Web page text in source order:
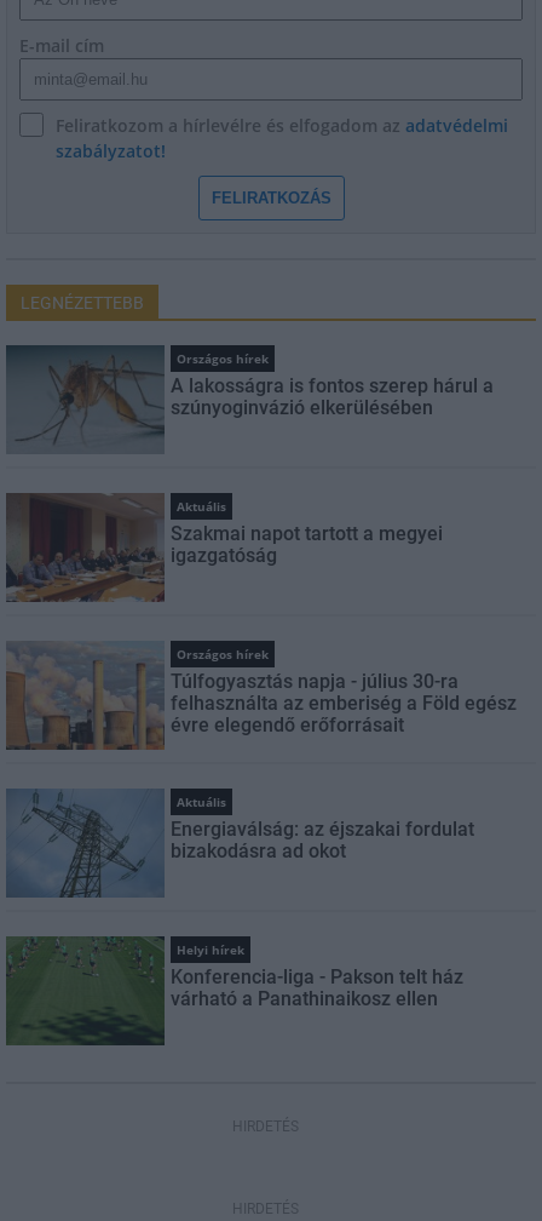
E-mail cím
Feliratkozom a hírlevélre és elfogadom az adatvédelmi
szabályzatot!
FELIRATKOZÁS
LEGNÉZETTEBB
Országos hírek
A lakosságra is fontos szerep hárul a
szúnyoginvázió elkerülésében
Aktuális
Szakmai napot tartott a megyei
igazgatóság
Országos hírek
Túlfogyasztás napja - július 30-ra
felhasználta az emberiség a Föld egész
évre elegendő erőforrásait
Aktuális
Energiaválság: az éjszakai fordulat
bizakodásra ad okot
Helyi hírek
Konferencia-liga - Pakson telt ház
várható a Panathinaikosz ellen
HIRDETÉS
HIRDETÉS